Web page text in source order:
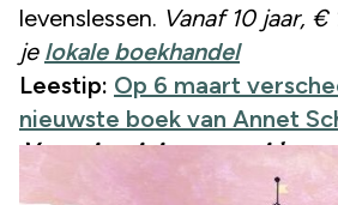
levenslessen. Vanaf 10 jaar, €
je lokale boekhandel
Leestip: Op 6 maart
nieuwste boek van Annet
Mama is minister-president